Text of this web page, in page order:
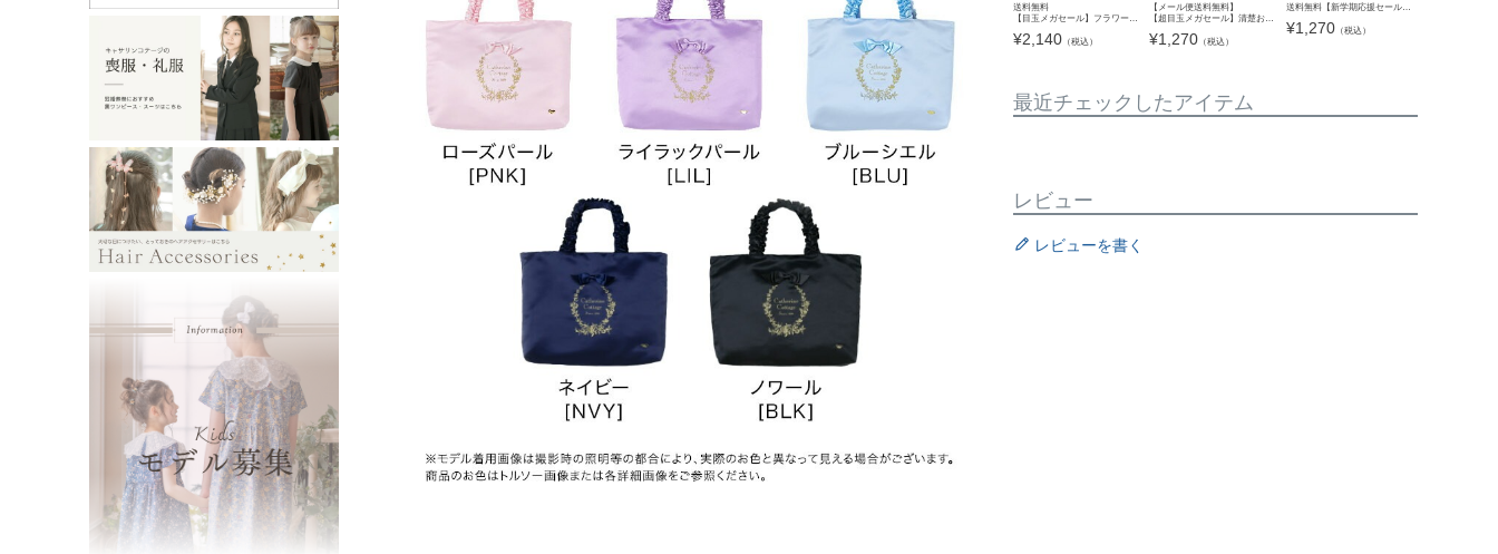
送料無料
【目玉メガセール】フラワープリント ナップサック 切り替えフリルリボン スクール スクールバッグ 巾着バッグ 体操着入れ キャサリンコテージ TAK
¥2,140（税込）
【メール便送料無料】
【超目玉メガセール】清楚おしゃれ 濃紺シンプル上履きバッグ YUP12《メール便優先商品》
¥1,270 （税込）
送料無料【新学期応援セール】 男の子女の子 おしゃれシューズバッグ シューズケース「YUP12」 フォーマル レッスンバッグ・巾着《メール便優先商品》
¥1,270（税込）
最近チェックしたアイテム
レビュー
レビューを書く